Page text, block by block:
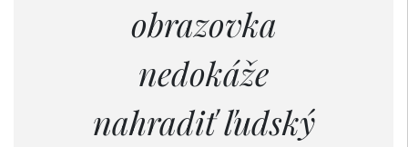
obrazovka
nedokáže
nahradiť ľudský